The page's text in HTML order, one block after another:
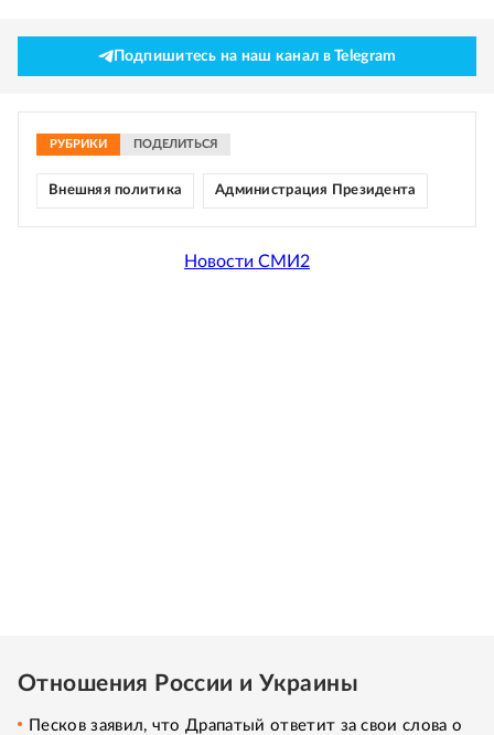
Подпишитесь на наш канал в Telegram
РУБРИКИ ПОДЕЛИТЬСЯ
Внешняя политика Администрация Президента
Новости СМИ2
Отношения России и Украины
Песков заявил, что Драпатый ответит за свои слова о